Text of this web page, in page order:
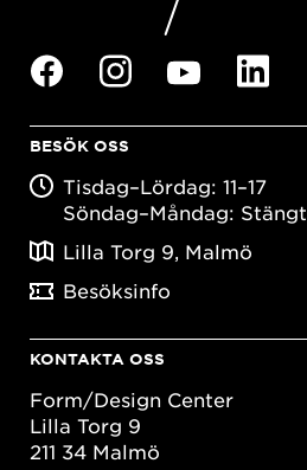
BESÖK OSS
Tisdag–Lördag: 11–17
Söndag–Måndag: Stängt
Lilla Torg 9, Malmö
Besöksinfo
KONTAKTA OSS
Form/Design Center
Lilla Torg 9
211 34 Malmö